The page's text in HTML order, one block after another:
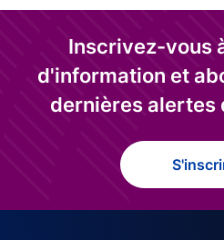
Inscrivez-vous
d'information et
dernières alertes